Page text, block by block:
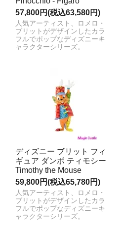
57,800円(税込63,580円)
人気アーティスト、ロメロ・
ブリットがデザインしたカラ
フルでポップなディズニーキ
ャラクターシリーズ。
ディズニー ブリット フィ
ギュア ダンボ ティモシー
Timothy the Mouse
59,800円(税込65,780円)
人気アーティスト、ロメロ・
ブリットがデザインしたカラ
フルでポップなディズニーキ
ャラクターシリーズ。